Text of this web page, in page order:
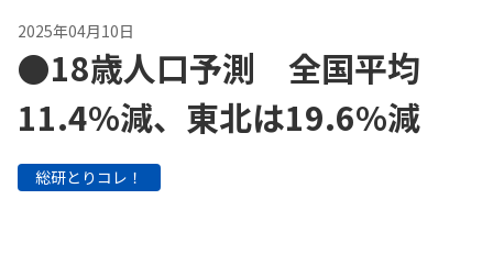
ホーム
NEAとは
教育情報
2025年04月10日
●18歳人口予測 全国平均
11.4%減、東北は19.6%減
総研とりコレ！